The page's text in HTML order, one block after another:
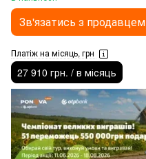
Зв'язатись з продавцем
Платіж на місяць, грн
27 910 грн. / в місяць